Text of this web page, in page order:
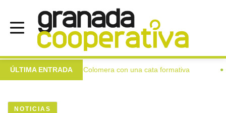
ÚLTIMA ENTRADA
a las mujeres de Colomera con una cata formativa
NOTICIAS